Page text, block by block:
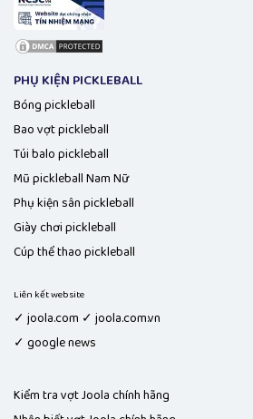
PHỤ KIỆN PICKLEBALL
Bóng pickleball
Bao vợt pickleball
Túi balo pickleball
Mũ pickleball Nam Nữ
Phụ kiện sân pickleball
Giày chơi pickleball
Cúp thể thao pickleball
Liên kết website
✓ joola.com ✓ joola.com.vn
✓ google news
Kiểm tra vợt Joola chính hãng